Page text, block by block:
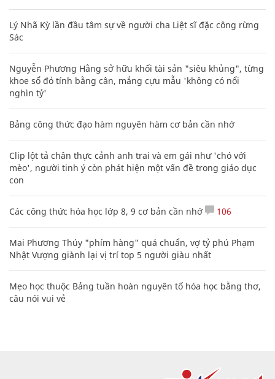
Lý Nhã Kỳ lần đầu tâm sự về người cha Liệt sĩ đặc công rừng
Sác
Nguyễn Phương Hằng sở hữu khối tài sản "siêu khủng", từng
khoe sổ đỏ tính bằng cân, mắng cựu mẫu 'không có nổi
nghìn tỷ'
Bảng công thức đạo hàm nguyên hàm cơ bản cần nhớ
Clip lột tả chân thực cảnh anh trai và em gái như 'chó với
mèo', người tinh ý còn phát hiện một vấn đề trong giáo dục
con
Các công thức hóa học lớp 8, 9 cơ bản cần nhớ 106
Mai Phương Thúy "phím hàng" quá chuẩn, vợ tỷ phú Phạm
Nhật Vượng giành lại vị trí top 5 người giàu nhất
Mẹo học thuộc Bảng tuần hoàn nguyên tố hóa học bằng thơ,
câu nói vui vẻ